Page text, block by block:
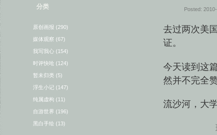
分类
原创画报 (290)
媒体观察 (67)
我写我心 (154)
时评快呛 (124)
暂未归类 (5)
浮生小记 (147)
纯属虚构 (11)
自游世界 (196)
黑白手绘 (13)
Posted:
去过两次美
证。
今天读到这
然并不完全
流沙河，大
理